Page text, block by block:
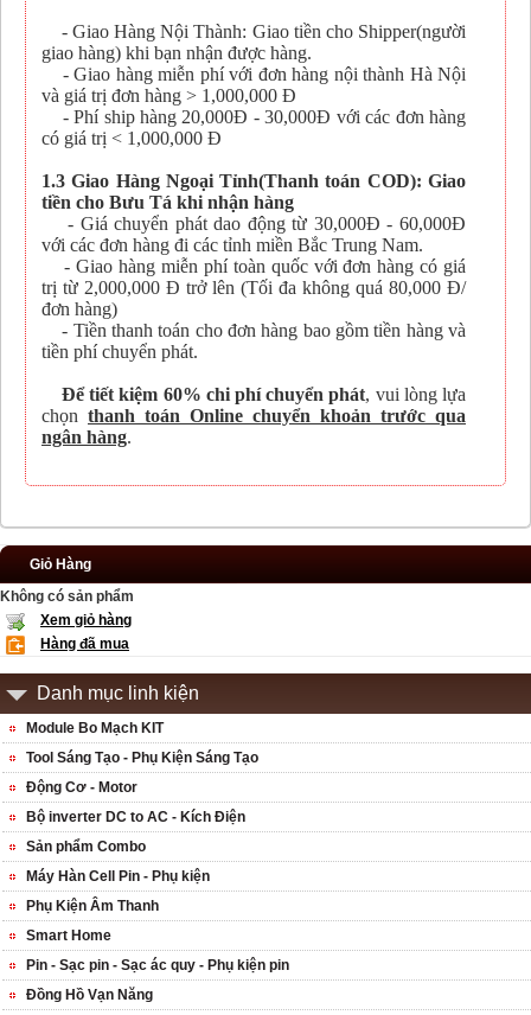
- Giao Hàng Nội Thành: Giao tiền cho Shipper(người
giao hàng) khi bạn nhận được hàng.
- Giao hàng miễn phí với đơn hàng nội thành Hà Nội
và giá trị đơn hàng > 1,000,000 Đ
- Phí ship hàng 20,000Đ - 30,000Đ với các đơn hàng
có giá trị < 1,000,000 Đ
1.3 Giao Hàng Ngoại Tỉnh(Thanh toán COD): Giao
tiền cho Bưu Tá khi nhận hàng
- Giá chuyển phát dao động từ 30,000Đ - 60,000Đ
với các đơn hàng đi các tỉnh miền Bắc Trung Nam.
- Giao hàng miễn phí toàn quốc với đơn hàng có giá
trị từ 2,000,000 Đ trở lên (Tối đa không quá 80,000 Đ/
đơn hàng)
- Tiền thanh toán cho đơn hàng bao gồm tiền hàng và
tiền phí chuyển phát.
Để tiết kiệm 60% chi phí chuyển phát, vui lòng lựa
chọn thanh toán Online chuyển khoản trước qua
ngân hàng.
Giỏ Hàng
Không có sản phẩm
Xem giỏ hàng
Hàng đã mua
Danh mục linh kiện
Module Bo Mạch KIT
Tool Sáng Tạo - Phụ Kiện Sáng Tạo
Động Cơ - Motor
Bộ inverter DC to AC - Kích Điện
Sản phẩm Combo
Máy Hàn Cell Pin - Phụ kiện
Phụ Kiện Âm Thanh
Smart Home
Pin - Sạc pin - Sạc ác quy - Phụ kiện pin
Đồng Hồ Vạn Năng